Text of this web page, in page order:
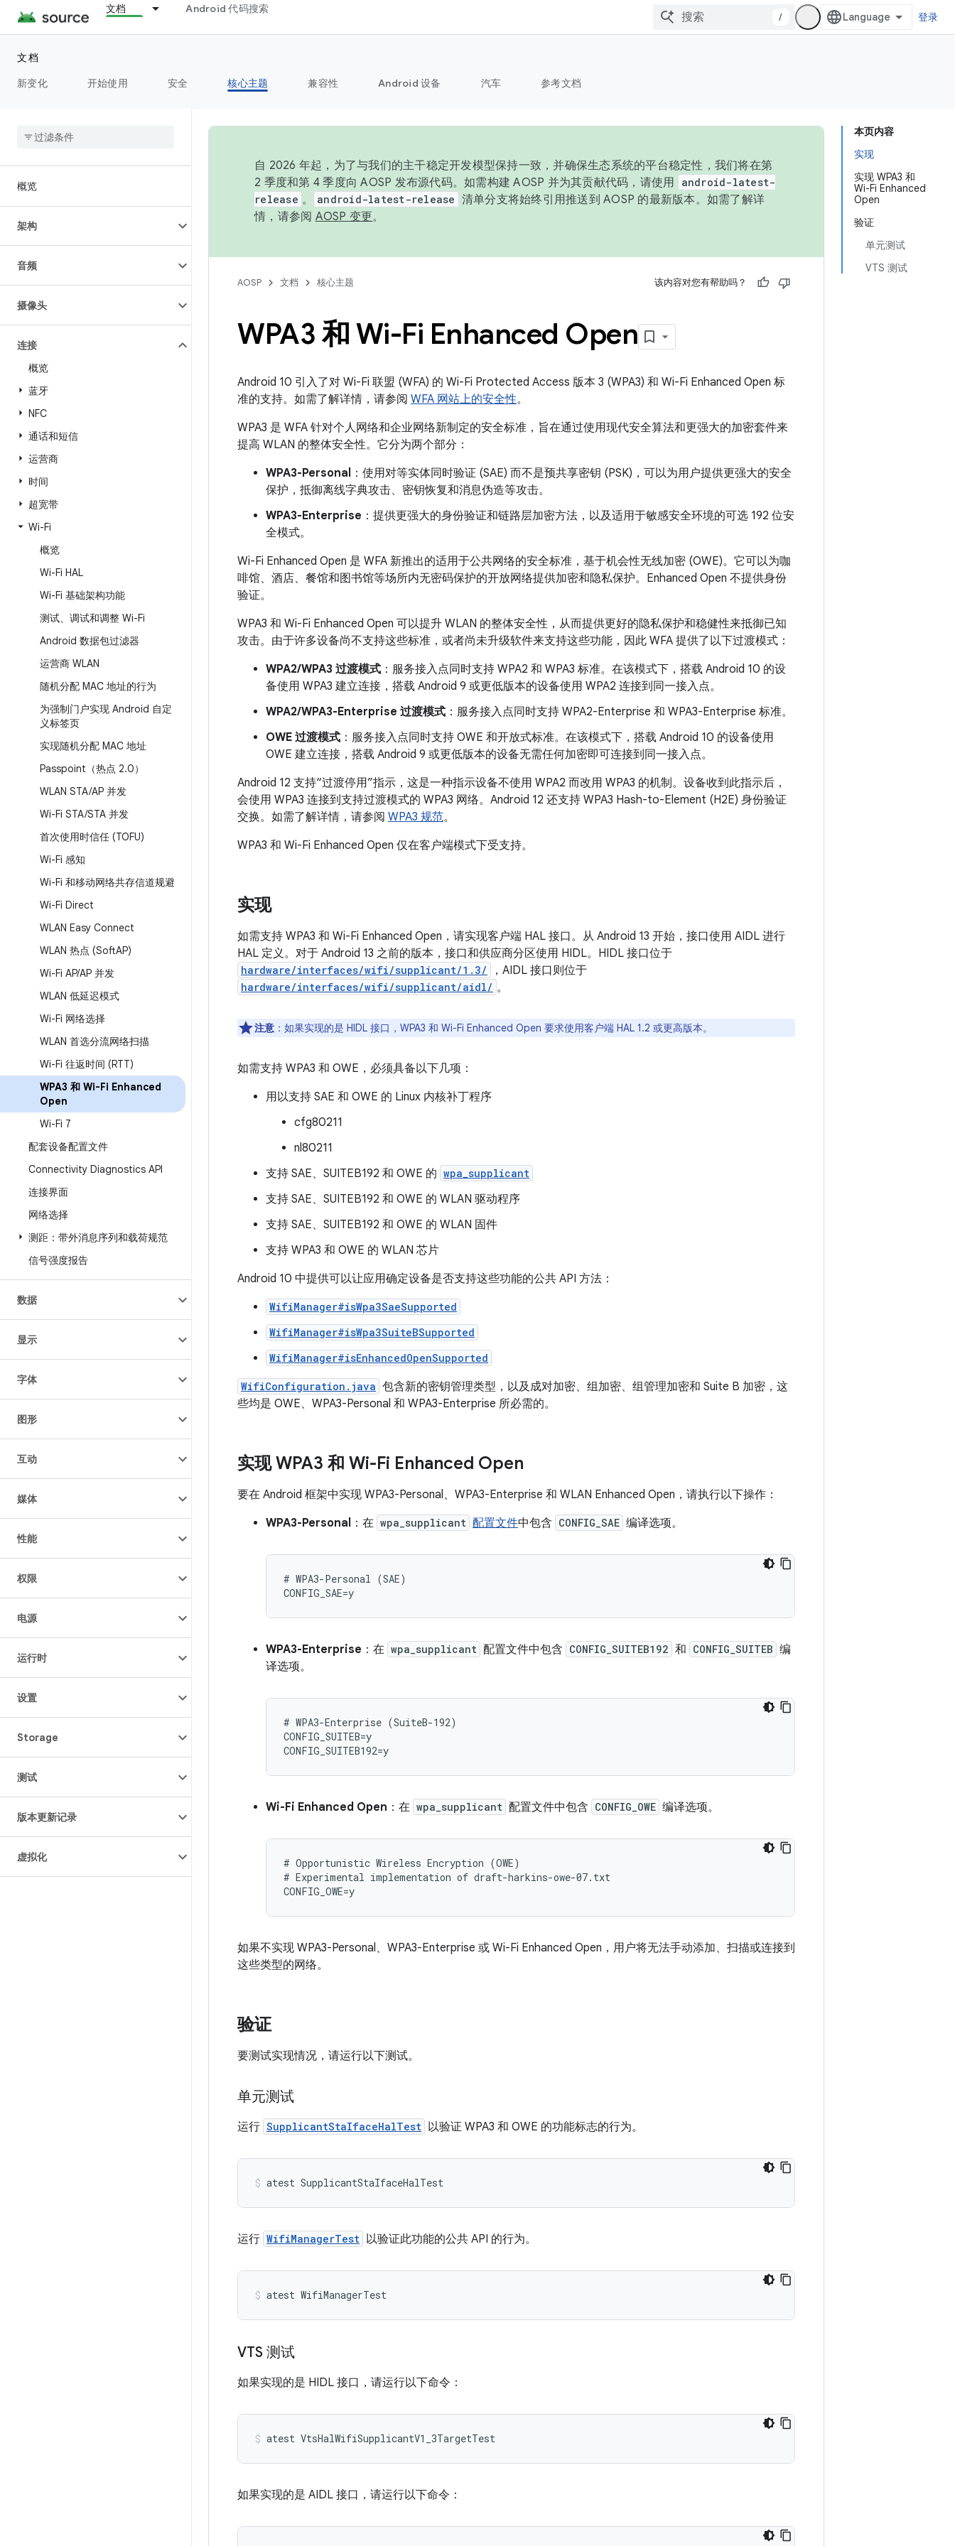
文档 Android 代码搜索
/ 登录
文档
新变化
开始使用 安全 核心主题 兼容性 Android 设备 汽车 参考文档
概览
架构
音频
摄像头
连接
概览
蓝牙
NFC
通话和短信
运营商
时间
超宽带
Wi-Fi
概览
Wi-Fi HAL
Wi-Fi 基础架构功能
测试、调试和调整 Wi-Fi
Android 数据包过滤器
运营商 WLAN
随机分配 MAC 地址的行为
为强制门户实现 Android 自定
义标签页
实现随机分配 MAC 地址
Passpoint（热点 2.0）
WLAN STA/AP 并发
Wi-Fi STA/STA 并发
首次使用时信任 (TOFU)
Wi-Fi 感知
Wi-Fi 和移动网络共存信道规避
Wi-Fi Direct
WLAN Easy Connect
WLAN 热点 (SoftAP)
Wi-Fi AP/AP 并发
WLAN 低延迟模式
Wi-Fi 网络选择
WLAN 首选分流网络扫描
Wi-Fi 往返时间 (RTT)
WPA3 和 Wi-Fi Enhanced
Open
Wi-Fi 7
配套设备配置文件
Connectivity Diagnostics API
连接界面
网络选择
测距：带外消息序列和载荷规范
信号强度报告
数据
显示
字体
图形
互动
媒体
性能
权限
电源
运行时
设置
Storage
测试
版本更新记录
虚拟化
本页内容
实现
实现 WPA3 和
Wi-Fi Enhanced
Open
验证
单元测试
VTS 测试
自 2026 年起，为了与我们的主干稳定开发模型保持一致，并确保生态系统的平台稳定性，我们将在第
2 季度和第 4 季度向 AOSP 发布源代码。如需构建 AOSP 并为其贡献代码，请使用
android-latest-
release 。 android-latest-release 清单分支将始终引用推送到 AOSP 的最新版本。如需了解详
情，请参阅 AOSP 变更。
AOSP 文档 核心主题 该内容对您有帮助吗？
WPA3 和 Wi-Fi Enhanced Open
Android 10 引入了对 Wi-Fi 联盟 (WFA) 的 Wi-Fi Protected Access 版本 3 (WPA3) 和 Wi-Fi Enhanced Open 标
准的支持。如需了解详情，请参阅 WFA 网站上的安全性。
WPA3 是 WFA 针对个人网络和企业网络新制定的安全标准，旨在通过使用现代安全算法和更强大的加密套件来
提高 WLAN 的整体安全性。它分为两个部分：
WPA3-Personal ：使用对等实体同时验证 (SAE) 而不是预共享密钥 (PSK)，可以为用户提供更强大的安全
保护，抵御离线字典攻击、密钥恢复和消息伪造等攻击。
WPA3-Enterprise ：提供更强大的身份验证和链路层加密方法，以及适用于敏感安全环境的可选 192 位安
全模式。
Wi-Fi Enhanced Open 是 WFA 新推出的适用于公共网络的安全标准，基于机会性无线加密 (OWE)。它可以为咖
啡馆、酒店、餐馆和图书馆等场所内无密码保护的开放网络提供加密和隐私保护。Enhanced Open 不提供身份
验证。
WPA3 和 Wi-Fi Enhanced Open 可以提升 WLAN 的整体安全性，从而提供更好的隐私保护和稳健性来抵御已知
攻击。由于许多设备尚不支持这些标准，或者尚未升级软件来支持这些功能，因此 WFA 提供了以下过渡模式：
WPA2/WPA3 过渡模式 ：服务接入点同时支持 WPA2 和 WPA3 标准。在该模式下，搭载 Android 10 的设
备使用 WPA3 建立连接，搭载 Android 9 或更低版本的设备使用 WPA2 连接到同一接入点。
WPA2/WPA3-Enterprise 过渡模式 ：服务接入点同时支持 WPA2-Enterprise 和 WPA3-Enterprise 标准。
OWE 过渡模式 ：服务接入点同时支持 OWE 和开放式标准。在该模式下，搭载 Android 10 的设备使用
OWE 建立连接，搭载 Android 9 或更低版本的设备无需任何加密即可连接到同一接入点。
Android 12 支持“过渡停用”指示，这是一种指示设备不使用 WPA2 而改用 WPA3 的机制。设备收到此指示后，
会使用 WPA3 连接到支持过渡模式的 WPA3 网络。Android 12 还支持 WPA3 Hash-to-Element (H2E) 身份验证
交换。如需了解详情，请参阅 WPA3 规范。
WPA3 和 Wi-Fi Enhanced Open 仅在客户端模式下受支持。
实现
如需支持 WPA3 和 Wi-Fi Enhanced Open，请实现客户端 HAL 接口。从 Android 13 开始，接口使用 AIDL 进行
HAL 定义。对于 Android 13 之前的版本，接口和供应商分区使用 HIDL。HIDL 接口位于
hardware/interfaces/wifi/supplicant/1.3/ ，AIDL 接口则位于
hardware/interfaces/wifi/supplicant/aidl/ 。
注意 ：如果实现的是 HIDL 接口，WPA3 和 Wi-Fi Enhanced Open 要求使用客户端 HAL 1.2 或更高版本。
如需支持 WPA3 和 OWE，必须具备以下几项：
用以支持 SAE 和 OWE 的 Linux 内核补丁程序
cfg80211
nl80211
支持 SAE、SUITEB192 和 OWE 的 wpa_supplicant
支持 SAE、SUITEB192 和 OWE 的 WLAN 驱动程序
支持 SAE、SUITEB192 和 OWE 的 WLAN 固件
支持 WPA3 和 OWE 的 WLAN 芯片
Android 10 中提供可以让应用确定设备是否支持这些功能的公共 API 方法：
WifiManager#isWpa3SaeSupported
WifiManager#isWpa3SuiteBSupported
WifiManager#isEnhancedOpenSupported
WifiConfiguration.java 包含新的密钥管理类型，以及成对加密、组加密、组管理加密和 Suite B 加密，这
些均是 OWE、WPA3-Personal 和 WPA3-Enterprise 所必需的。
实现 WPA3 和 Wi-Fi Enhanced Open
要在 Android 框架中实现 WPA3-Personal、WPA3-Enterprise 和 WLAN Enhanced Open，请执行以下操作：
WPA3-Personal ：在 wpa_supplicant 配置文件中包含 CONFIG_SAE 编译选项。
# WPA3-Personal (SAE)
WPA3-Enterprise ：在 wpa_supplicant 配置文件中包含 CONFIG_SUITEB192 和 CONFIG_SUITEB 编
译选项。
# WPA3-Enterprise (SuiteB-192)
CONFIG_SUITEB=y
Wi-Fi Enhanced Open ：在 wpa_supplicant 配置文件中包含 CONFIG_OWE 编译选项。
# Opportunistic Wireless Encryption (OWE)
# Experimental implementation of draft-harkins-owe-07.txt
如果不实现 WPA3-Personal、WPA3-Enterprise 或 Wi-Fi Enhanced Open，用户将无法手动添加、扫描或连接到
这些类型的网络。
验证
要测试实现情况，请运行以下测试。
单元测试
运行 SupplicantStaIfaceHalTest 以验证 WPA3 和 OWE 的功能标志的行为。
运行 WifiManagerTest 以验证此功能的公共 API 的行为。
VTS 测试
如果实现的是 HIDL 接口，请运行以下命令：
atest VtsHalWifiSupplicantV1_3TargetTest
如果实现的是 AIDL 接口，请运行以下命令：